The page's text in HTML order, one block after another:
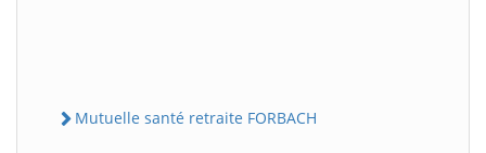
Mutuelle santé retraite FORBACH